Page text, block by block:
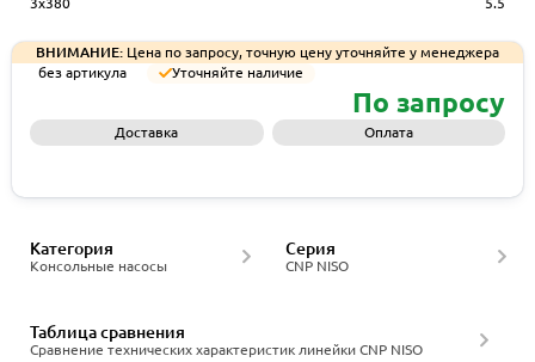
ВНИМАНИЕ: Цена по запросу, точную цену уточняйте у менеджера
без артикула
Уточняйте наличие
По запросу
Доставка Оплата
Консольные насосы
Категория
CNP NISO
Серия
Сравнение технических характеристик линейки CNP NISO
Таблица сравнения